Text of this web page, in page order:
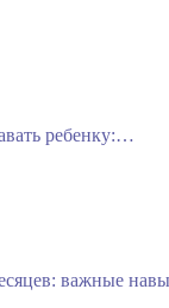
ребенку:…
важные